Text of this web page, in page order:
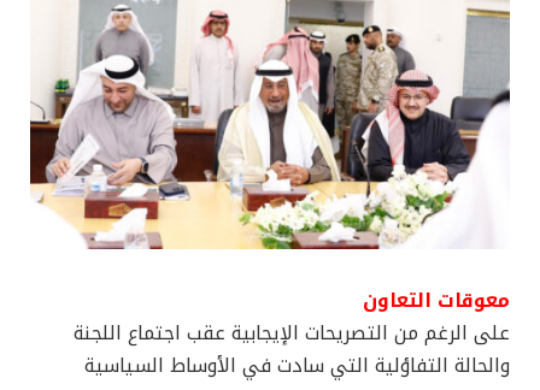
معوقات التعاون
على الرغم من التصريحات الإيجابية عقب اجتماع اللجنة
والحالة التفاؤلية التي سادت في الأوساط السياسية